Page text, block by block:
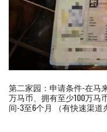
第二家园：申请条件-在马
万马币、拥有至少100万马
间-3至6个月 （有快速渠道